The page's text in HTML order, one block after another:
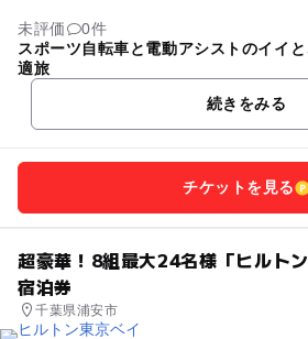
未評価
0件
スポーツ自転車と電動アシストのイイ
適旅
続きをみる
チケットを見る
超豪華！8組最大24名様「ヒルト
宿泊券
千葉県浦安市